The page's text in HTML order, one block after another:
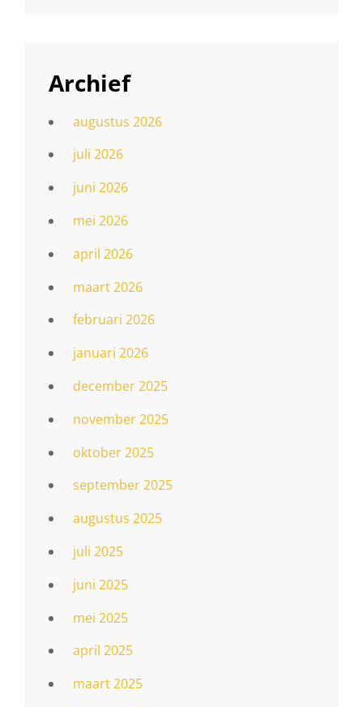
Archief
augustus 2026
juli 2026
juni 2026
mei 2026
april 2026
maart 2026
februari 2026
januari 2026
december 2025
november 2025
oktober 2025
september 2025
augustus 2025
juli 2025
juni 2025
mei 2025
april 2025
maart 2025